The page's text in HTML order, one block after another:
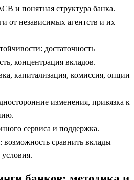
и понятная структура банка.
от независимых агентств и их
достаточность
концентрация вкладов.
капитализация, комиссия, опции
изменения, привязка к
сервиса и поддержка.
возможность сравнить вклады